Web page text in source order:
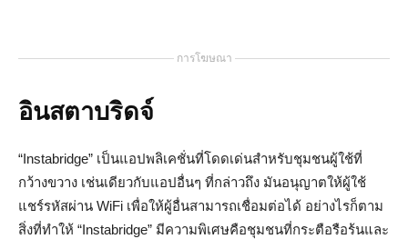
การโฆษณา
อินสตาบริดจ์
“Instabridge” เป็นแอปพลิเคชั่นที่โดดเด่นสำหรับชุมชนผู้ใช้ที่
กว้างขวาง เช่นเดียวกับแอปอื่นๆ ที่กล่าวถึง มันอนุญาตให้ผู้ใช้
แชร์รหัสผ่าน WiFi เพื่อให้ผู้อื่นสามารถเชื่อมต่อได้ อย่างไรก็ตาม
สิ่งที่ทำให้ “Instabridge” มีความพิเศษคือชุมชนที่กระตือรือร้นและ